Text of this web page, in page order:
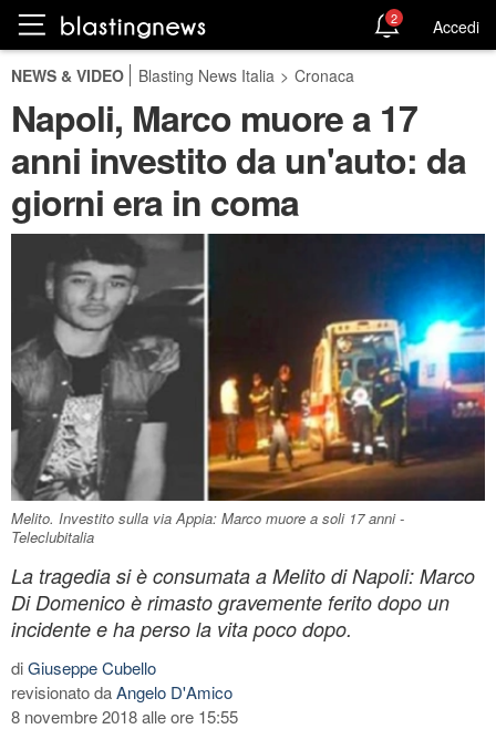
2 Accedi
NEWS & VIDEO Blasting News Italia > Cronaca
Napoli, Marco muore a 17
anni investito da un'auto: da
giorni era in coma
Melito. Investito sulla via Appia: Marco muore a soli 17 anni -
Teleclubitalia
La tragedia si è consumata a Melito di Napoli: Marco
Di Domenico è rimasto gravemente ferito dopo un
incidente e ha perso la vita poco dopo.
diGiuseppe Cubello
revisionato daAngelo D'Amico
8 novembre 2018 alle ore 15:55